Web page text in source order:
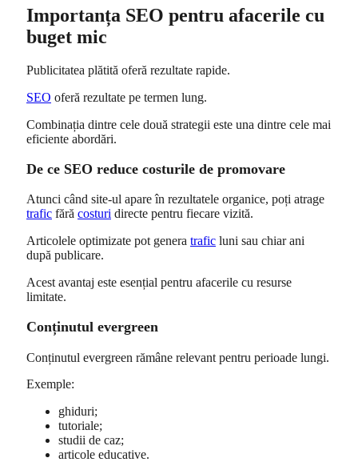
Importanța SEO pentru afacerile cu
buget mic
Publicitatea plătită oferă rezultate rapide.
SEO oferă rezultate pe termen lung.
Combinația dintre cele două strategii este una dintre cele mai
eficiente abordări.
De ce SEO reduce costurile de promovare
Atunci când site-ul apare în rezultatele organice, poți atrage
trafic fără costuri directe pentru fiecare vizită.
Articolele optimizate pot genera trafic luni sau chiar ani
după publicare.
Acest avantaj este esențial pentru afacerile cu resurse
limitate.
Conținutul evergreen
Conținutul evergreen rămâne relevant pentru perioade lungi.
Exemple:
ghiduri;
tutoriale;
studii de caz;
articole educative.